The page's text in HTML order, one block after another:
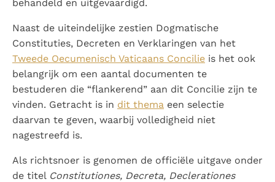
Paus spreekt het Wereldvoedselprogramma toe
Paus Leo XIV in Pavia: "De stad is zowel een gave als
een taak"
Paus in Pavia: St. Augustinus toont ons de noodzaak om
"naar het innerlijk" toe te keren.
RK Documenten stelt heel veel belangrijke
kerkelijke documenten van de Rooms
Katholieke Kerk in het Nederlands beschikbaar
en is volledig afhankelijk van donaties.
Ik help mee!
behandeld en uitgevaardigd.
Naast de uiteindelijke zestien Dogmatische
Constituties, Decreten en Verklaringen van het
Tweede Oecumenisch Vaticaans Concilie is het ook
belangrijk om een aantal documenten te
bestuderen die “flankerend” aan dit Concilie zijn te
vinden. Getracht is in dit thema een selectie
daarvan te geven, waarbij volledigheid niet
nagestreefd is.
Als richtsnoer is genomen de officiële uitgave onder
de titel Constitutiones, Decreta, Declerationes